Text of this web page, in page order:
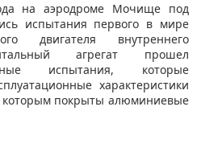
на аэродроме Мочище под
испытания первого в мире
двигателя внутреннего
агрегат прошел
испытания, которые
характеристики
которым покрыты алюминиевые